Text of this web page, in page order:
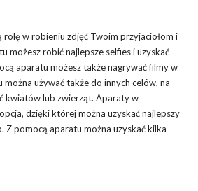
w robieniu zdjęć Twoim przyjaciołom i
możesz robić najlepsze selfies i uzyskać
aparatu możesz także nagrywać filmy w
używać także do innych celów, na
kwiatów lub zwierząt. Aparaty w
dzięki której można uzyskać najlepszy
Z pomocą aparatu można uzyskać kilka